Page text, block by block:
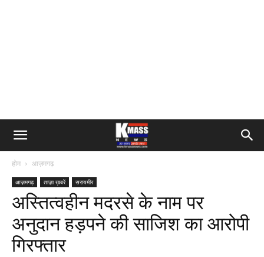
होम आज़मगढ़
आज़मगढ़ ताज़ा ख़बरें सरायमीर
अस्तित्वहीन मदरसे के नाम पर
अनुदान हड़पने की साजिश का आरोपी
गिरफ्तार